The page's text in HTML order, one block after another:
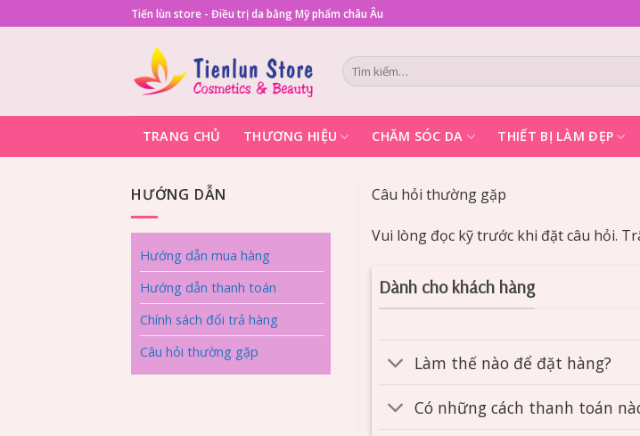
to
Tiến lùn store - Điều trị da bằng Mỹ phẩm châu Âu
Tìm
kiếm:
TRANG CHỦ THƯƠNG HIỆU CHĂM SÓC DA THIẾT BỊ LÀM ĐẸP
Câu hỏi thường gặp
Vui lòng đọc kỹ trước khi đặt câu hỏi.
Dành cho khách hàng
Làm thế nào để đặt hàng?
Có những cách thanh toán
HƯỚNG DẪN
Hướng dẫn mua hàng
Hướng dẫn thanh toán
Chính sách đổi trả hàng
Câu hỏi thường gặp